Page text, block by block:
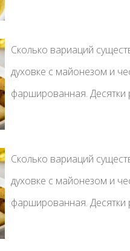
Сколько вариаций
духовке с майонезом и
фаршированная. Десятки
Сколько вариаций
духовке с майонезом и
фаршированная. Десятки